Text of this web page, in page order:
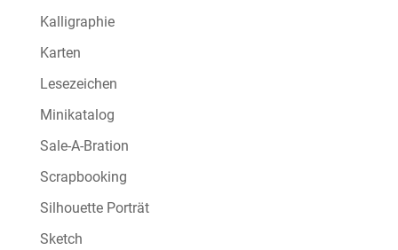
Kalligraphie
Karten
Lesezeichen
Minikatalog
Sale-A-Bration
Scrapbooking
Silhouette Porträt
Sketch